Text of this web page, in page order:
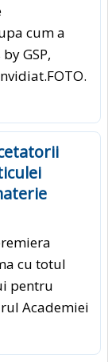
cum a
GSP,
cu totul
pentru
Academiei